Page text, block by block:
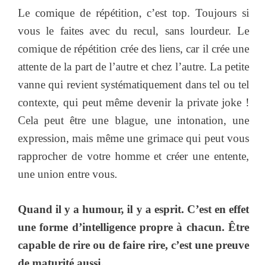
Le comique de répétition, c’est top. Toujours si
vous le faites avec du recul, sans lourdeur. Le
comique de répétition crée des liens, car il crée une
attente de la part de l’autre et chez l’autre. La petite
vanne qui revient systématiquement dans tel ou tel
contexte, qui peut même devenir la private joke !
Cela peut être une blague, une intonation, une
expression, mais même une grimace qui peut vous
rapprocher de votre homme et créer une entente,
une union entre vous.
Quand il y a humour, il y a esprit. C’est en effet
une forme d’intelligence propre à chacun. Être
capable de rire ou de faire rire, c’est une preuve